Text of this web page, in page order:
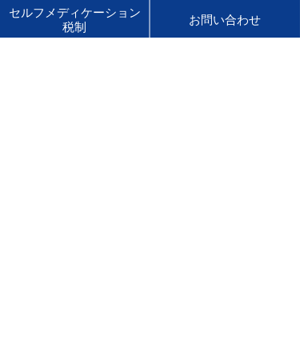
セルフメディケーション
税制
お問い合わせ